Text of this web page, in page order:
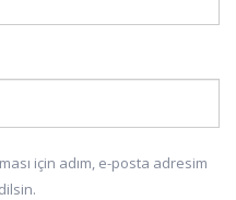
için adım, e-posta adresim